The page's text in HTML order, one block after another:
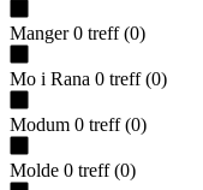
Manger 0 treff (0)
Mo i Rana 0 treff (0)
Modum 0 treff (0)
Molde 0 treff (0)